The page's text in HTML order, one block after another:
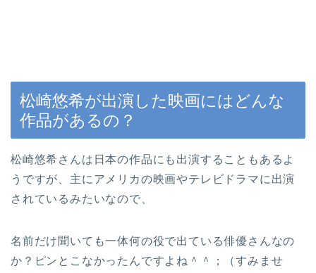
松崎悠希が出演した映画にはどんな
作品があるの？
松崎悠希さんは日本の作品にも出演することもあるよ
うですが、主にアメリカの映画やテレビドラマに出演
されているみたいなので、
名前だけ聞いても一体何の役で出ている俳優さんなの
か？ピンとこなかったんですよね＾＾；（すみませ